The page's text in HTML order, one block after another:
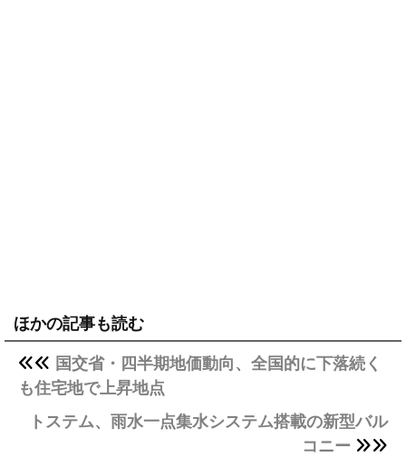
ほかの記事も読む
国交省・四半期地価動向、全国的に下落続く
も住宅地で上昇地点
トステム、雨水一点集水システム搭載の新型バル
コニー